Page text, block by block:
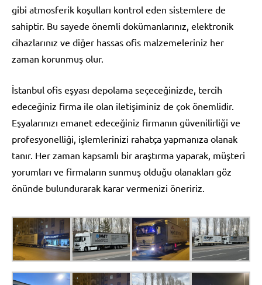
gibi atmosferik koşulları kontrol eden sistemlere de
sahiptir. Bu sayede önemli dokümanlarınız, elektronik
cihazlarınız ve diğer hassas ofis malzemeleriniz her
zaman korunmuş olur.
İstanbul ofis eşyası depolama seçeceğinizde, tercih
edeceğiniz firma ile olan iletişiminiz de çok önemlidir.
Eşyalarınızı emanet edeceğiniz firmanın güvenilirliği ve
profesyonelliği, işlemlerinizi rahatça yapmanıza olanak
tanır. Her zaman kapsamlı bir araştırma yaparak, müşteri
yorumları ve firmaların sunmuş olduğu olanakları göz
önünde bulundurarak karar vermenizi öneririz.